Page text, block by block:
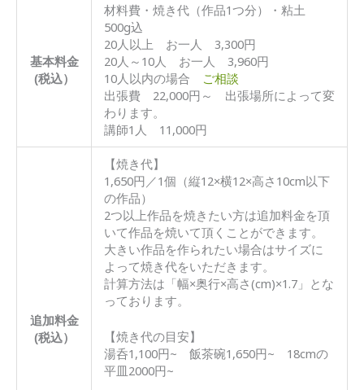
基本料金
(税込）
材料費・焼き代（作品1つ分）・粘土
500g込
20人以上 お一人 3,300円
20人～10人 お一人 3,960円
10人以内の場合
ご相談
出張費 22,000円～ 出張場所によって変
わります。
講師1人 11,000円
追加料金
(税込）
【焼き代】
1,650円／1個（縦12×横12×高さ10cm以下
の作品）
2つ以上作品を焼きたい方は追加料金を頂
いて作品を焼いて頂くことができます。
大きい作品を作られたい場合はサイズに
よって焼き代をいただきます。
計算方法は「幅×奥行×高さ(cm)×1.7」とな
っております。
【焼き代の目安】
湯呑1,100円~ 飯茶碗1,650円~ 18cmの
平皿2000円~